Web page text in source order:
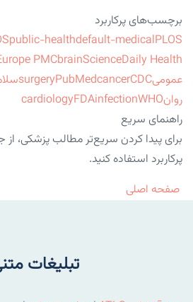
برچسب‌های پرکاربرد
public-healthdefault-medicalPLOS
PMCbrainScienceDaily Health
عمومی
surgeryPubMedcancerCDC
روان
cardiologyFDAinfectionWHO
راهنمای سریع
برای پیدا کردن سریع‌تر مطالب پزشکی،
پرکاربرد استفاده کنید.
صفحه اصلی
تبلیغات